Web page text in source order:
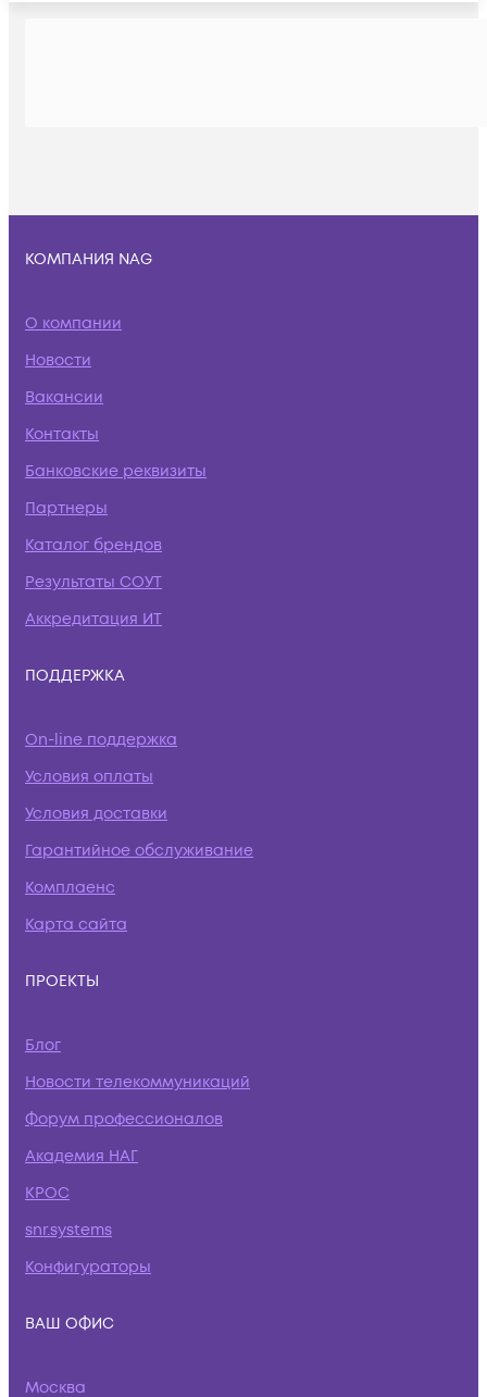
КОМПАНИЯ NAG
О компании
Новости
Вакансии
Контакты
Банковские реквизиты
Партнеры
Каталог брендов
Результаты СОУТ
Аккредитация ИТ
ПОДДЕРЖКА
On-line поддержка
Условия оплаты
Условия доставки
Гарантийное обслуживание
Комплаенс
Карта сайта
ПРОЕКТЫ
Блог
Новости телекоммуникаций
Форум профессионалов
Академия НАГ
КРОС
snr.systems
Конфигураторы
ВАШ ОФИС
Москва